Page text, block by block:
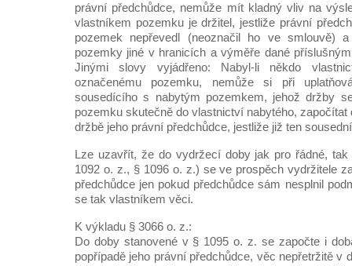
právní předchůdce, nemůže mít kladný vliv na
vlastníkem pozemku je držitel, jestliže právní
pozemek nepřevedl (neoznačil ho ve smlouvě)
pozemky jiné v hranicích a výměře dané
Jinými slovy vyjádřeno: Nabyl-li někdo
označenému pozemku, nemůže si při
sousedícího s nabytým pozemkem, jehož držby
pozemku skutečně do vlastnictví nabytého, započítat
držbě jeho právní předchůdce, jestliže již ten
Lze uzavřít, že do vydržecí doby jak pro řádné,
1092 o. z., § 1096 o. z.) se ve prospěch vydržitele
předchůdce jen pokud předchůdce sám nesplnil
se tak vlastníkem věci.
K výkladu § 3066 o. z.:
Do doby stanovené v § 1095 o. z. se započte i
popřípadě jeho právní předchůdce, věc nepřetržitě v